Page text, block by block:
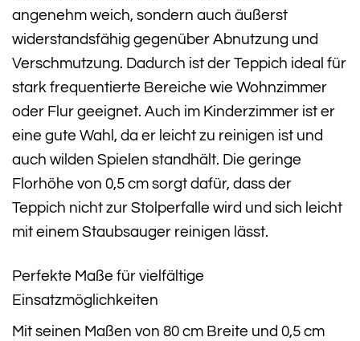
angenehm weich, sondern auch äußerst
widerstandsfähig gegenüber Abnutzung und
Verschmutzung. Dadurch ist der Teppich ideal für
stark frequentierte Bereiche wie Wohnzimmer
oder Flur geeignet. Auch im Kinderzimmer ist er
eine gute Wahl, da er leicht zu reinigen ist und
auch wilden Spielen standhält. Die geringe
Florhöhe von 0,5 cm sorgt dafür, dass der
Teppich nicht zur Stolperfalle wird und sich leicht
mit einem Staubsauger reinigen lässt.
Perfekte Maße für vielfältige
Einsatzmöglichkeiten
Mit seinen Maßen von 80 cm Breite und 0,5 cm